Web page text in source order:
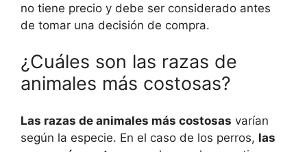
no tiene precio y debe ser considerado antes
de tomar una decisión de compra.
¿Cuáles son las razas de
animales más costosas?
Las razas de animales más costosas varían
según la especie. En el caso de los perros, las